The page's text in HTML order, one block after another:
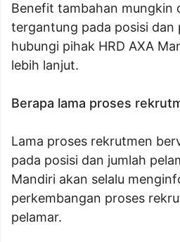
Benefit tambahan mungkin
tergantung pada posisi dan
hubungi pihak HRD AXA
lebih lanjut.
Berapa lama proses
Lama proses rekrutmen
pada posisi dan jumlah
Mandiri akan selalu
perkembangan proses
pelamar.